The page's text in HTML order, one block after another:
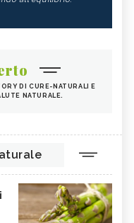
DI CURE-NATURALI E
NATURALE.